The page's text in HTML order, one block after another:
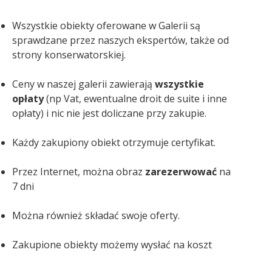
Wszystkie obiekty oferowane w Galerii są
sprawdzane przez naszych ekspertów, także od
strony konserwatorskiej.
Ceny w naszej galerii zawierają wszystkie
opłaty(np Vat, ewentualne droit de suite i inne
opłaty) i nic nie jest doliczane przy zakupie.
Każdy zakupiony obiekt otrzymuje certyfikat.
Przez Internet, można obraz zarezerwować na
7 dni
Można również składać swoje oferty.
Zakupione obiekty możemy wysłać na koszt